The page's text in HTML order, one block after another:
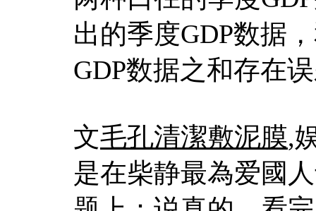
出的季度GDP数据
GDP数据之和存在
文毛孔清潔敷泥膜,
是在柴静最為爱國